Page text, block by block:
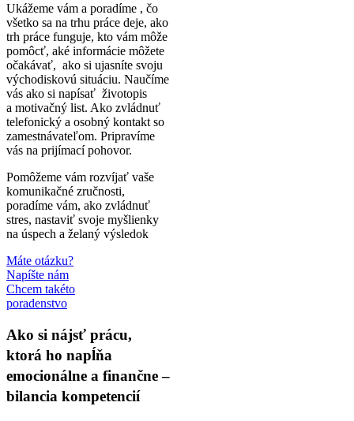
Ukážeme vám a poradíme , čo
všetko sa na trhu práce deje, ako
trh práce funguje, kto vám môže
pomôcť, aké informácie môžete
očakávať, ako si ujasníte svoju
východiskovú situáciu. Naučíme
vás ako si napísať životopis
a motivačný list. Ako zvládnuť
telefonický a osobný kontakt so
zamestnávateľom. Pripravíme
vás na prijímací pohovor.
Pomôžeme vám rozvíjať vaše
komunikačné zručnosti,
poradíme vám, ako zvládnuť
stres, nastaviť svoje myšlienky
na úspech a želaný výsledok
Máte otázku?
Napíšte nám
Chcem takéto
poradenstvo
Ako si nájsť prácu,
ktorá ho napĺňa
emocionálne a finančne –
bilancia kompetencií